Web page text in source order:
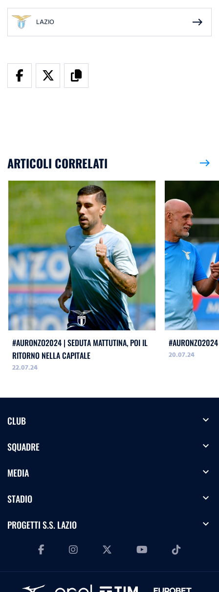
LAZIO east
ARTICOLI CORRELATI east
#AURONZO2024 | SEDUTA MATTUTINA, POI IL
RITORNO NELLA CAPITALE
22.07.24
20.07.24
CLUB expand_more
SQUADRE expand_more
MEDIA expand_more
STADIO expand_more
PROGETTI S.S. LAZIO expand_more